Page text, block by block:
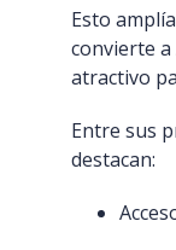
Esto
convierte
atractivo
Entre sus
destacan: